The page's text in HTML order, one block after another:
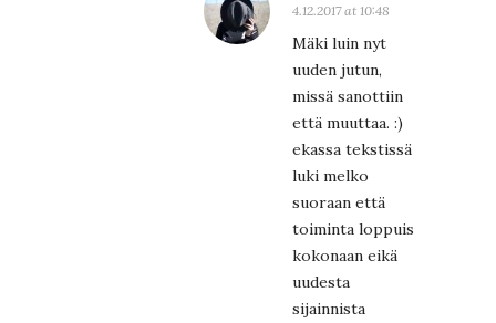
4.12.2017 at 10:48
Mäki luin nyt
uuden jutun,
missä sanottiin
että muuttaa. :)
ekassa tekstissä
luki melko
suoraan että
toiminta loppuis
kokonaan eikä
uudesta
sijainnista